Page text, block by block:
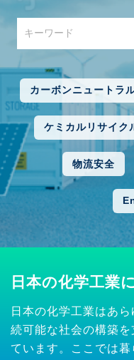
カーボンニュートラ
ケミカルリサイク
物流安全
日本の化学工業
日本の化学工業はあ
続可能な社会の構築
ています。ここでは